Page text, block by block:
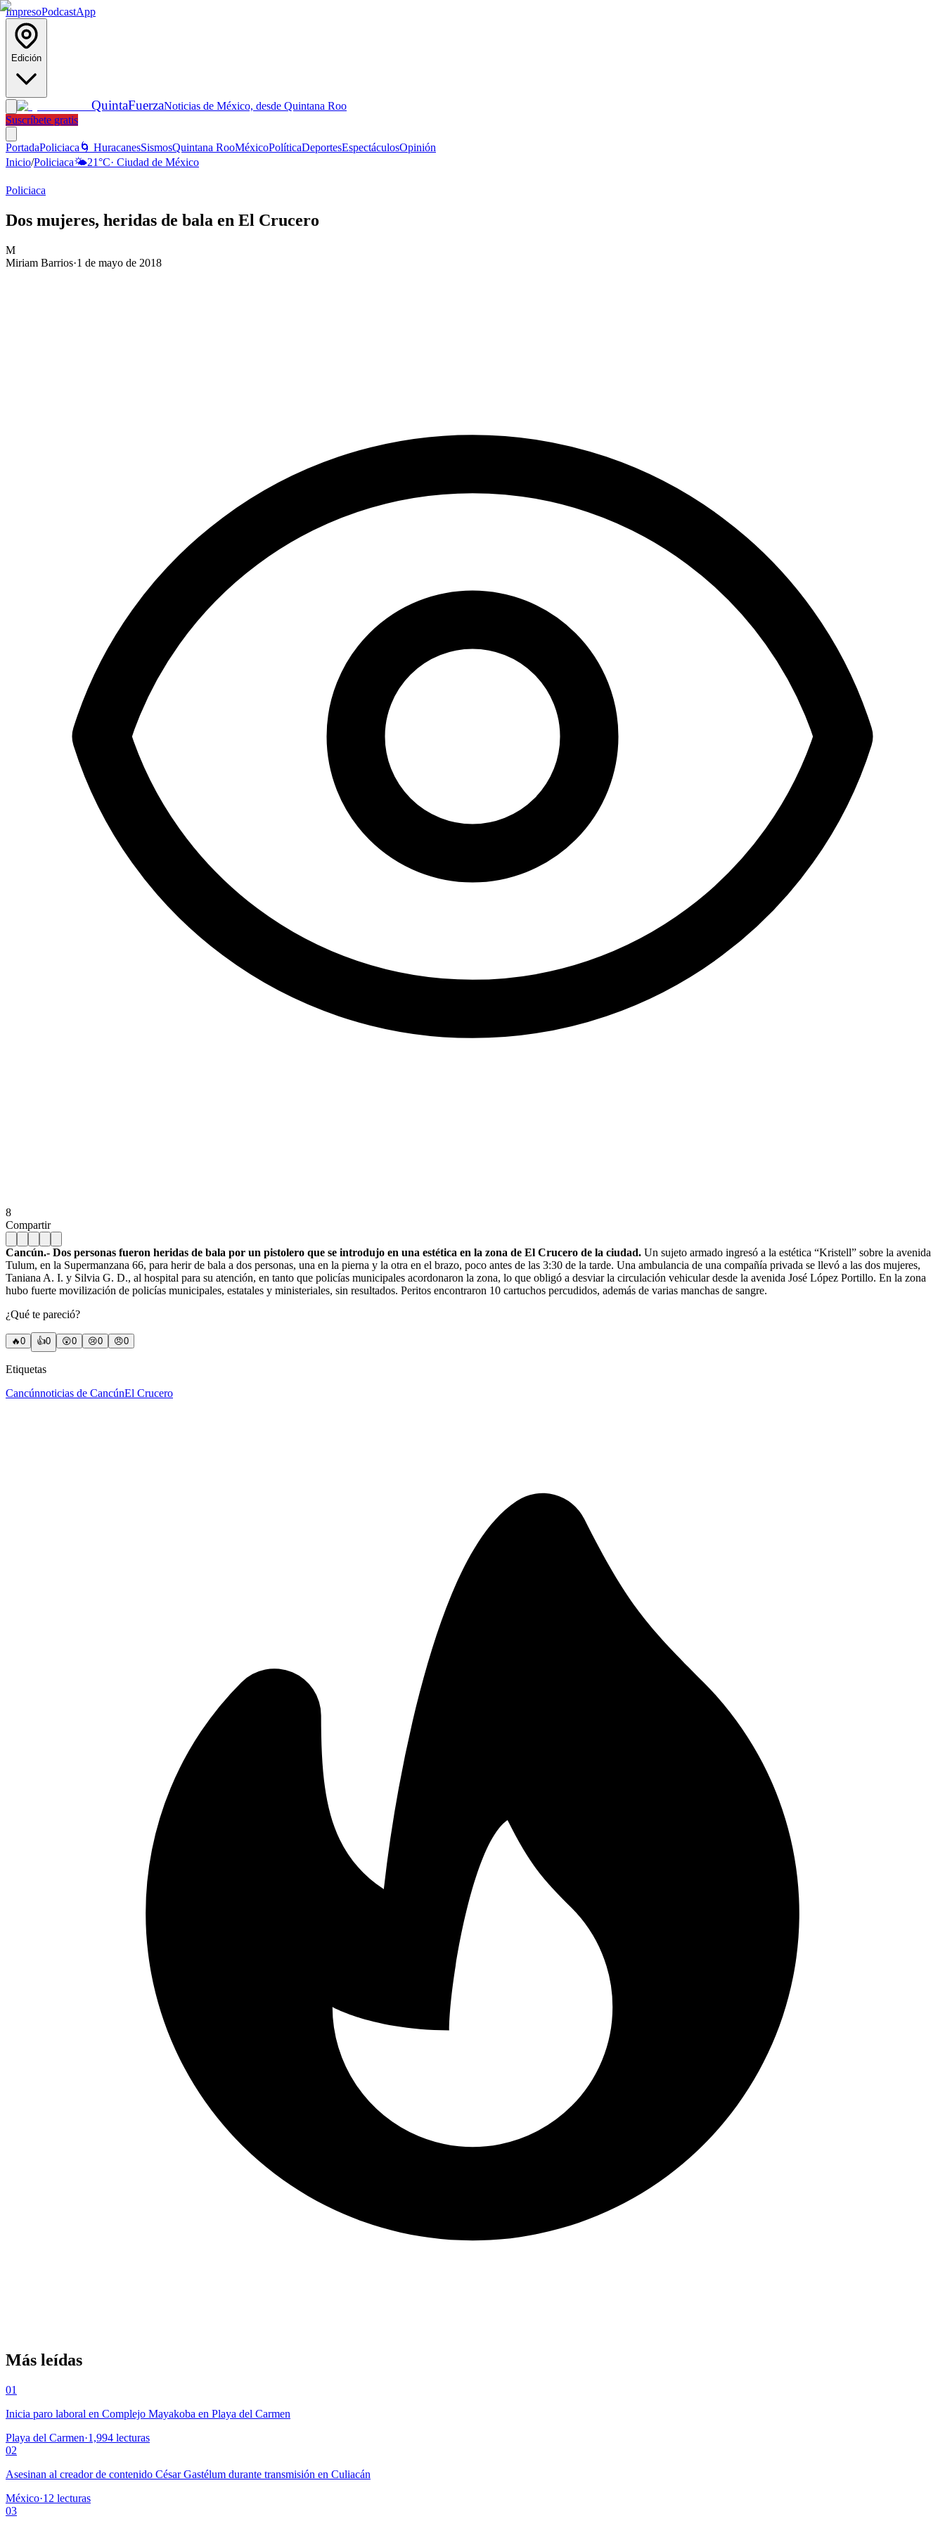
ImpresoPodcastApp
Edición
QuintaFuerzaNoticias de México, desde Quintana Roo
Suscríbete gratis
PortadaPoliciaca 🌀 HuracanesSismosQuintana RooMéxicoPolíticaDeportesEspectáculosOpinión
Inicio/Policiaca🌤️21°C· Ciudad de México
Policiaca
Dos mujeres, heridas de bala en El Crucero
M
Miriam Barrios·1 de mayo de 2018
8
Compartir
Cancún.- Dos personas fueron heridas de bala por un pistolero que se introdujo en una estética en la zona de El Crucero de la ciudad. Un sujeto armado ingresó a la estética “Kristell” sobre la avenida
Tulum, en la Supermanzana 66, para herir de bala a dos personas, una en la pierna y la otra en el brazo, poco antes de las 3:30 de la tarde. Una ambulancia de una compañía privada se llevó a las dos mujeres,
Taniana A. I. y Silvia G. D., al hospital para su atención, en tanto que policías municipales acordonaron la zona, lo que obligó a desviar la circulación vehicular desde la avenida José López Portillo. En la zona
hubo fuerte movilización de policías municipales, estatales y ministeriales, sin resultados. Peritos encontraron 10 cartuchos percudidos, además de varias manchas de sangre.
¿Qué te pareció?
🔥0 👍0 😲0 😢0 😠0
Etiquetas
Cancúnnoticias de CancúnEl Crucero
Más leídas
01
Inicia paro laboral en Complejo Mayakoba en Playa del Carmen
Playa del Carmen·1,994 lecturas
02
Asesinan al creador de contenido César Gastélum durante transmisión en Culiacán
México·12 lecturas
03